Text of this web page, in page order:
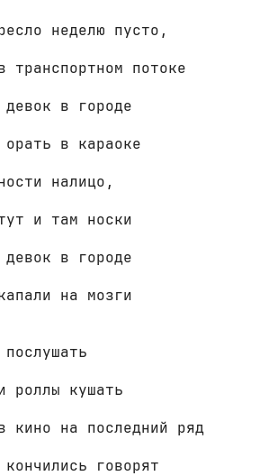
неделю пусто,
транспортном потоке
девок в городе
в караоке
налицо,
и там носки
девок в городе
на мозги
роллы кушать
кино на последний ряд
говорят